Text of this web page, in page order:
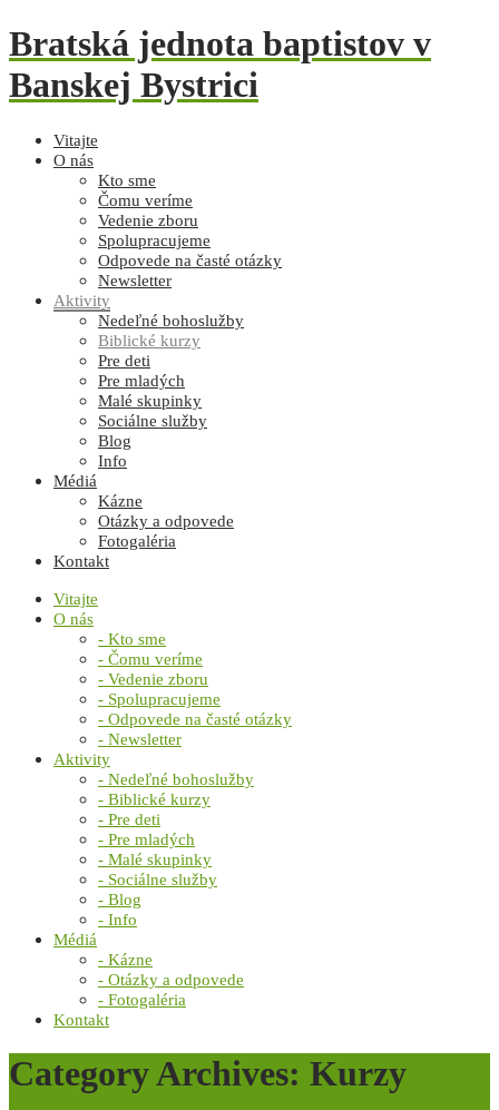
Bratská jednota baptistov v
Banskej Bystrici
Vitajte
O nás
Kto sme
Čomu veríme
Vedenie zboru
Spolupracujeme
Odpovede na časté otázky
Newsletter
Aktivity
Nedeľné bohoslužby
Biblické kurzy
Pre deti
Pre mladých
Malé skupinky
Sociálne služby
Blog
Info
Médiá
Kázne
Otázky a odpovede
Fotogaléria
Kontakt
Vitajte
O nás
- Kto sme
- Čomu veríme
- Vedenie zboru
- Spolupracujeme
- Odpovede na časté otázky
- Newsletter
Aktivity
- Nedeľné bohoslužby
- Biblické kurzy
- Pre deti
- Pre mladých
- Malé skupinky
- Sociálne služby
- Blog
- Info
Médiá
- Kázne
- Otázky a odpovede
- Fotogaléria
Kontakt
Category Archives: Kurzy